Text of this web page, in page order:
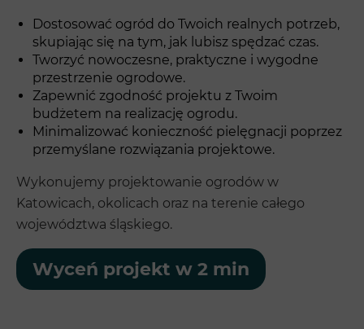
Dostosować ogród do Twoich realnych potrzeb,
skupiając się na tym, jak lubisz spędzać czas.
Tworzyć nowoczesne, praktyczne i wygodne
przestrzenie ogrodowe.
Zapewnić zgodność projektu z Twoim
budżetem na realizację ogrodu.
Minimalizować konieczność pielęgnacji poprzez
przemyślane rozwiązania projektowe.
Wykonujemy projektowanie ogrodów w
Katowicach, okolicach oraz na terenie całego
województwa śląskiego.
Wyceń projekt w 2 min